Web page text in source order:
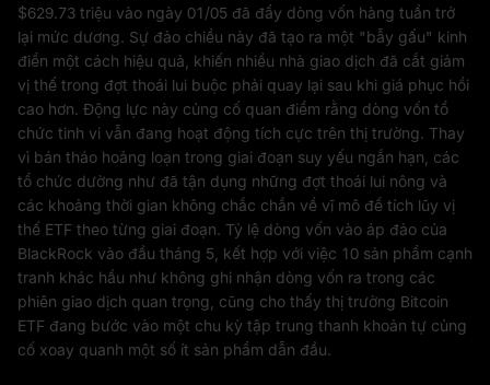
$629.73 triệu vào ngày 01/05 đã đẩy dòng vốn hàng tuần trở
lại mức dương. Sự đảo chiều này đã tạo ra một "bẫy gấu" kinh
điển một cách hiệu quả, khiến nhiều nhà giao dịch đã cắt giảm
vị thế trong đợt thoái lui buộc phải quay lại sau khi giá phục hồi
cao hơn. Động lực này củng cố quan điểm rằng dòng vốn tổ
chức tinh vi vẫn đang hoạt động tích cực trên thị trường. Thay
vì bán tháo hoảng loạn trong giai đoạn suy yếu ngắn hạn, các
tổ chức dường như đã tận dụng những đợt thoái lui nông và
các khoảng thời gian không chắc chắn về vĩ mô để tích lũy vị
thế ETF theo từng giai đoạn. Tỷ lệ dòng vốn vào áp đảo của
BlackRock vào đầu tháng 5, kết hợp với việc 10 sản phẩm cạnh
tranh khác hầu như không ghi nhận dòng vốn ra trong các
phiên giao dịch quan trọng, cũng cho thấy thị trường Bitcoin
ETF đang bước vào một chu kỳ tập trung thanh khoản tự củng
cố xoay quanh một số ít sản phẩm dẫn đầu.